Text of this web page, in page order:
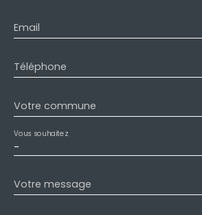
Email
Téléphone
Votre commune
-
Vous souhaitez
Votre message